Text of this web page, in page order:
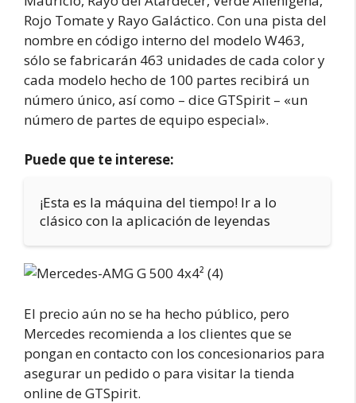
Rojo Tomate y Rayo Galáctico. Con una pista del
nombre en código interno del modelo W463,
sólo se fabricarán 463 unidades de cada color y
cada modelo hecho de 100 partes recibirá un
número único, así como – dice GTSpirit – «un
número de partes de equipo especial».
Puede que te interese:
¡Esta es la máquina del tiempo! Ir a lo
clásico con la aplicación de leyendas
El precio aún no se ha hecho público, pero
Mercedes recomienda a los clientes que se
pongan en contacto con los concesionarios para
asegurar un pedido o para visitar la tienda
online de GTSpirit.